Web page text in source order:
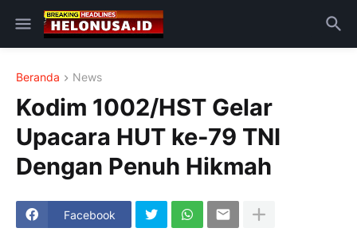
Beranda News
Kodim 1002/HST Gelar
Upacara HUT ke-79 TNI
Dengan Penuh Hikmah
Facebook